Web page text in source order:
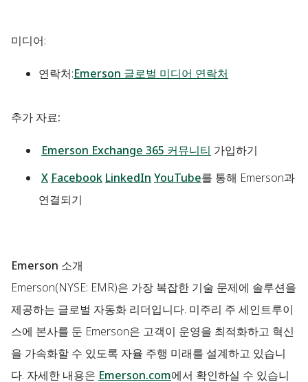
미디어:
연락처:Emerson 글로벌 미디어 연락처
추가 자료:
Emerson Exchange 365 커뮤니티 가입하기
X Facebook LinkedIn YouTube를 통해 Emerson과
연결되기
Emerson 소개
Emerson(NYSE: EMR)은 가장 복잡한 기술 문제에 솔루션을
제공하는 글로벌 자동화 리더입니다. 미주리 주 세인트루이
스에 본사를 둔 Emerson은 고객이 운영을 최적화하고 혁신
을 가속화할 수 있도록 자율 주행 미래를 설계하고 있습니
다. 자세한 내용은 Emerson.com에서 확인하실 수 있습니